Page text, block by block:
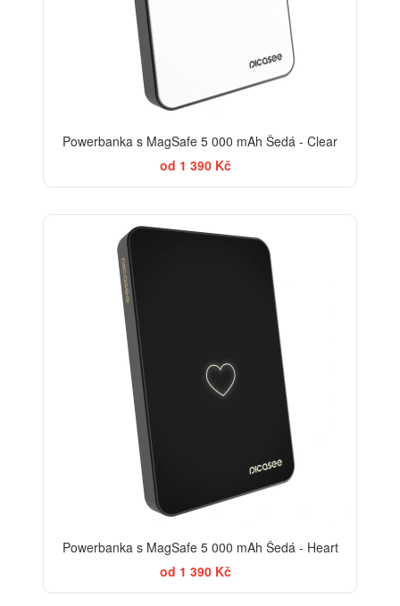
Powerbanka s MagSafe 5 000 mAh Šedá - Clear
od 1 390 Kč
Powerbanka s MagSafe 5 000 mAh Šedá - Heart
od 1 390 Kč